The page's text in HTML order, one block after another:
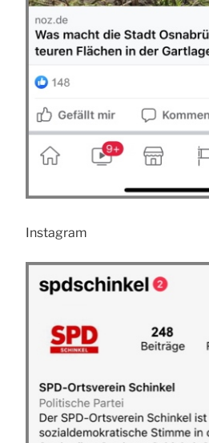
Instagram